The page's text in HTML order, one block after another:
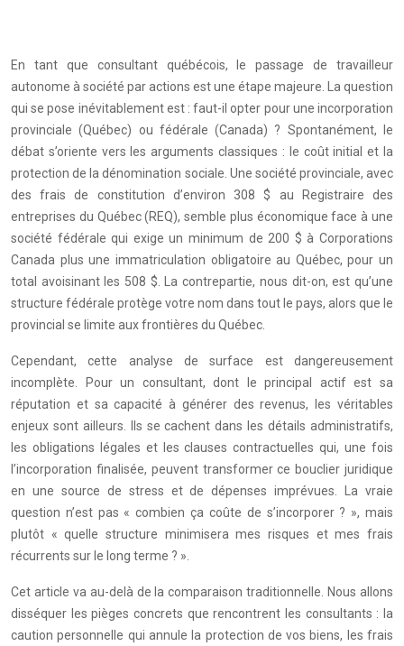
En tant que consultant québécois, le passage de travailleur
autonome à société par actions est une étape majeure. La question
qui se pose inévitablement est : faut-il opter pour une incorporation
provinciale (Québec) ou fédérale (Canada) ? Spontanément, le
débat s’oriente vers les arguments classiques : le coût initial et la
protection de la dénomination sociale. Une société provinciale, avec
des frais de constitution d’environ 308 $ au Registraire des
entreprises du Québec (REQ), semble plus économique face à une
société fédérale qui exige un minimum de 200 $ à Corporations
Canada plus une immatriculation obligatoire au Québec, pour un
total avoisinant les 508 $. La contrepartie, nous dit-on, est qu’une
structure fédérale protège votre nom dans tout le pays, alors que le
provincial se limite aux frontières du Québec.
Cependant, cette analyse de surface est dangereusement
incomplète. Pour un consultant, dont le principal actif est sa
réputation et sa capacité à générer des revenus, les véritables
enjeux sont ailleurs. Ils se cachent dans les détails administratifs,
les obligations légales et les clauses contractuelles qui, une fois
l’incorporation finalisée, peuvent transformer ce bouclier juridique
en une source de stress et de dépenses imprévues. La vraie
question n’est pas « combien ça coûte de s’incorporer ? », mais
plutôt « quelle structure minimisera mes risques et mes frais
récurrents sur le long terme ? ».
Cet article va au-delà de la comparaison traditionnelle. Nous allons
disséquer les pièges concrets que rencontrent les consultants : la
caution personnelle qui annule la protection de vos biens, les frais